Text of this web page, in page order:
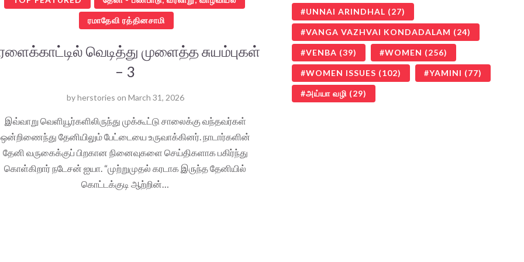
ரமாதேவி ரத்தினசாமி
வெடித்து முளைத்த சுயம்புகள்
– 3
byherstories on March 31, 2026
இவ்வாறு வெளியூர்களிலிருந்து முக்கூட்டு சாலைக்கு வந்தவர்கள்
ஒன்றிணைந்து தேனியிலும் பேட்டையை உருவாக்கினர். நாடார்களின்
தேனி வருகைக்குப் பிறகான நினைவுகளை செய்திகளாக பகிர்ந்து
கொள்கிறார் நடேசன் ஐயா. “முற்றுமுதல் கரடாக இருந்த தேனியில்
கொட்டக்குடி ஆற்றின்…
UNNAI ARINDHAL (27)
VANGA VAZHVAI KONDADALAM (24)
VENBA (39) WOMEN (256)
WOMEN ISSUES (102) YAMINI (77)
அய்யா வழி (29)